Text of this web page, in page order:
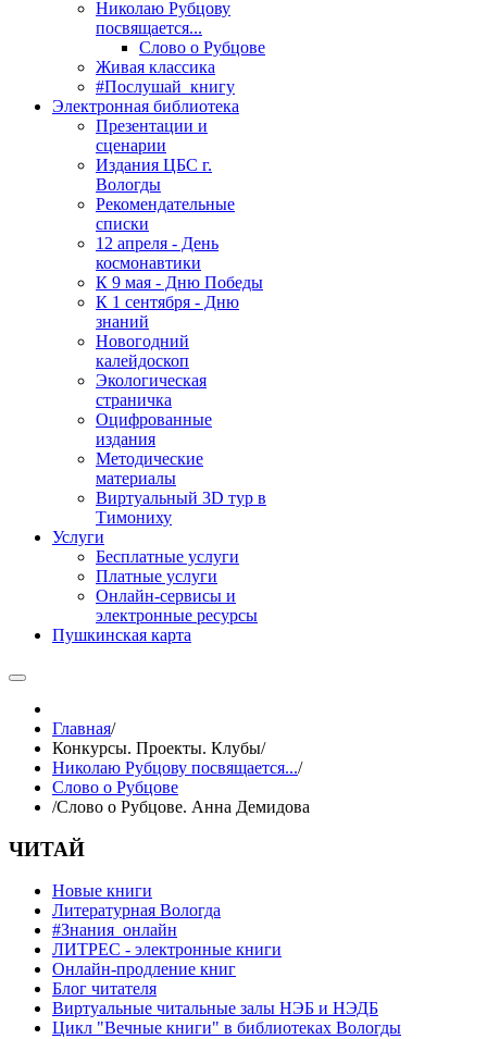
Николаю Рубцову
посвящается...
Слово о Рубцове
Живая классика
#Послушай_книгу
Электронная библиотека
Презентации и
сценарии
Издания ЦБС г.
Вологды
Рекомендательные
списки
12 апреля - День
космонавтики
К 9 мая - Дню Победы
К 1 сентября - Дню
знаний
Новогодний
калейдоскоп
Экологическая
страничка
Оцифрованные
издания
Методические
материалы
Виртуальный 3D тур в
Тимониху
Услуги
Бесплатные услуги
Платные услуги
Онлайн-сервисы и
электронные ресурсы
Пушкинская карта
Главная/
Конкурсы. Проекты. Клубы/
Николаю Рубцову посвящается.../
Слово о Рубцове
/Слово о Рубцове. Анна Демидова
ЧИТАЙ
Новые книги
Литературная Вологда
#Знания_онлайн
ЛИТРЕС - электронные книги
Онлайн-продление книг
Блог читателя
Виртуальные читальные залы НЭБ и НЭДБ
Цикл "Вечные книги" в библиотеках Вологды